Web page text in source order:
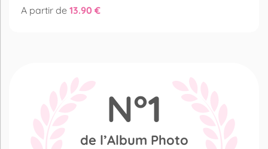
A partir de 13.90 €
N°1
de l’Album Photo